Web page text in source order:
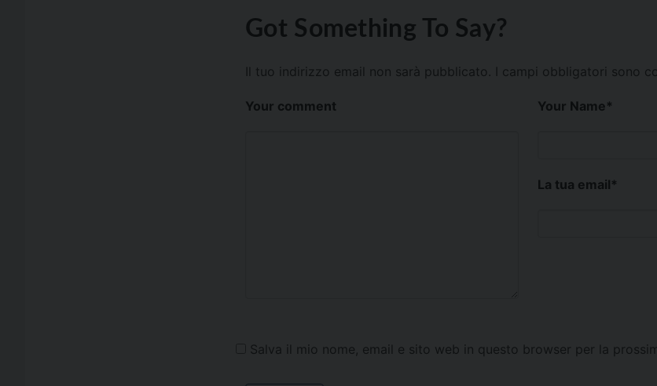
Got Something To Say?
Il tuo indirizzo email non sarà pubblicato. I campi obbligatori sono
Your comment Your Name*
La tua email*
Salva il mio nome, email e sito web in questo browser per la